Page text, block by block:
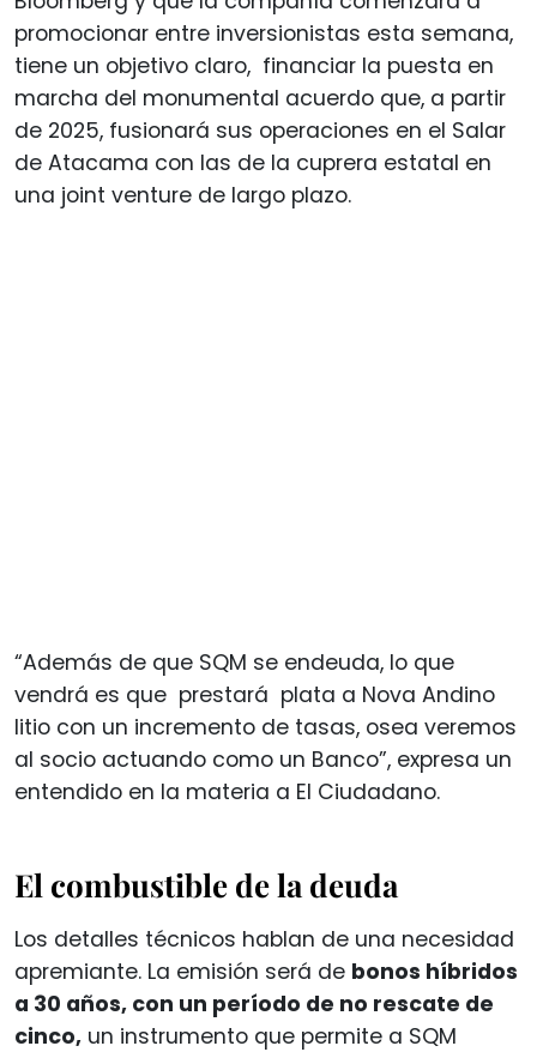
promocionar entre inversionistas esta semana,
tiene un objetivo claro, financiar la puesta en
marcha del monumental acuerdo que, a partir
de 2025, fusionará sus operaciones en el Salar
de Atacama con las de la cuprera estatal en
una joint venture de largo plazo.
“Además de que SQM se endeuda, lo que
vendrá es que prestará plata a Nova Andino
litio con un incremento de tasas, osea veremos
al socio actuando como un Banco”, expresa un
entendido en la materia a El Ciudadano.
El combustible de la deuda
Los detalles técnicos hablan de una necesidad
apremiante. La emisión será de bonos híbridos
a 30 años, con un período de no rescate de
cinco, un instrumento que permite a SQM